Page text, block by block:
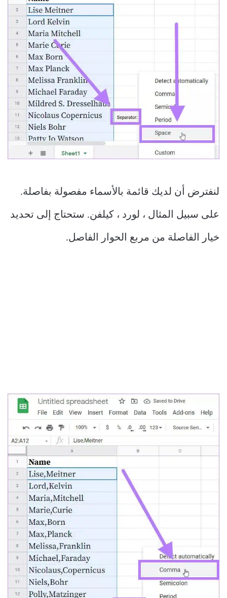
لنفترض أن لديك قائمة بالأسماء مفصولة بفاصلة.
على سبيل المثال ، لورد ، كيلفن. ستحتاج إلى تحديد
خيار الفاصلة من مربع الحوار الفاصل.